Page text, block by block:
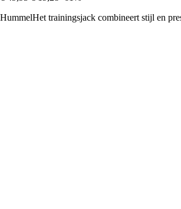
HummelHet trainingsjack combineert stijl en